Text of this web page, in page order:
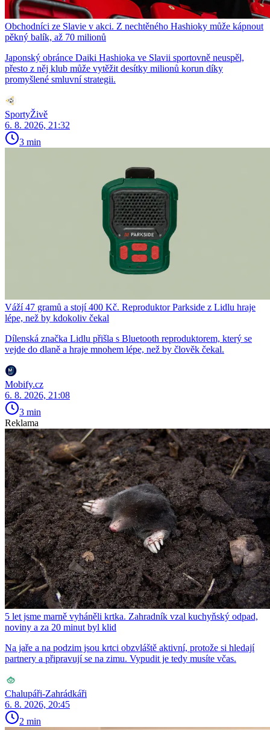
Obchodníci ze Slavie v akci. Z nechtěného Hashioky může kápnout
pěkný balík, až 70 milionů
Japonský obránce Daiki Hashioka ve Slavii sportovně neuspěl,
přesto z něj klub může vytěžit desítky milionů korun díky
promyšlené smluvní strategii.
SportyŽivě
6. 8. 2026, 21:32
3 min
Váží 47 gramů a stojí 400 Kč. Reproduktor Parkside z Lidlu hraje
lépe, než by kdokoliv čekal
Dílenská značka Lidlu přišla s Bluetooth reproduktorem, který se
vejde do dlaně a hraje mnohem lépe, než by člověk čekal.
Mobify.cz
6. 8. 2026, 21:08
3 min
Reklama
5 let jsme marně vyháněli krtka. Zahradník vzal kuchyňský odpad,
noviny a za 20 minut byl klid
Na jaře a na podzim jsou krtci obzvláště aktivní, protože si hledají
partnery a připravují se na zimu. Vypudit je tedy musíte včas.
Chalupáři-Zahrádkáři
6. 8. 2026, 20:45
2 min